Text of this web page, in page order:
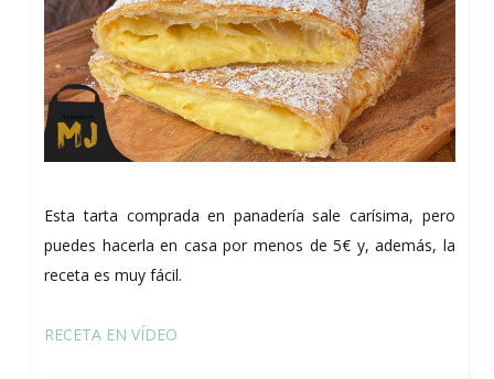
Esta tarta comprada en panadería sale carísima, pero
puedes hacerla en casa por menos de 5€ y, además, la
receta es muy fácil.
RECETA EN VÍDEO